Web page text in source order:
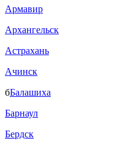
Армавир
Архангельск
Астрахань
Ачинск
бБалашиха
Барнаул
Бердск